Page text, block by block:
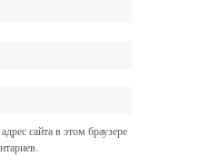
сайта в этом браузере